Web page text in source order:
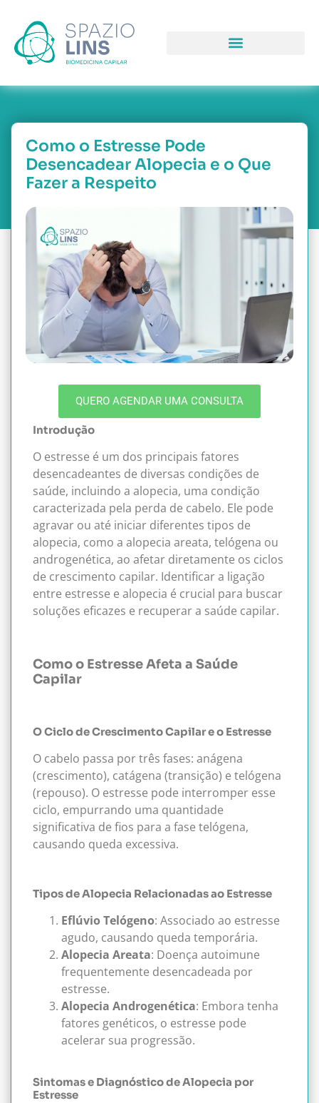
Como o Estresse Pode
Desencadear Alopecia e o Que
Fazer a Respeito
QUERO AGENDAR UMA CONSULTA
Introdução
O estresse é um dos principais fatores
desencadeantes de diversas condições de
saúde, incluindo a alopecia, uma condição
caracterizada pela perda de cabelo. Ele pode
agravar ou até iniciar diferentes tipos de
alopecia, como a alopecia areata, telógena ou
androgenética, ao afetar diretamente os ciclos
de crescimento capilar. Identificar a ligação
entre estresse e alopecia é crucial para buscar
soluções eficazes e recuperar a saúde capilar.
Como o Estresse Afeta a Saúde
Capilar
O Ciclo de Crescimento Capilar e o Estresse
O cabelo passa por três fases: anágena
(crescimento), catágena (transição) e telógena
(repouso). O estresse pode interromper esse
ciclo, empurrando uma quantidade
significativa de fios para a fase telógena,
causando queda excessiva.
Tipos de Alopecia Relacionadas ao Estresse
Eflúvio Telógeno: Associado ao estresse
agudo, causando queda temporária.
Alopecia Areata: Doença autoimune
frequentemente desencadeada por
estresse.
Alopecia Androgenética: Embora tenha
fatores genéticos, o estresse pode
acelerar sua progressão.
Sintomas e Diagnóstico de Alopecia por
Estresse